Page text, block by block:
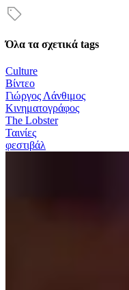
Όλα τα σχετικά tags
Culture
Βίντεο
Γιώργος Λάνθιμος
Κινηματογράφος
Τhe Lobster
Ταινίες
φεστιβάλ